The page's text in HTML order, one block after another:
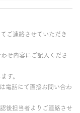
ご連絡させていただき
せ内容にご記入くださ
す。
電話にて直接お問い合わ
後担当者よりご連絡させ